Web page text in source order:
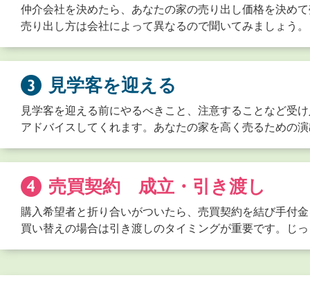
仲介会社を決めたら、あなたの家の売り出し価格を決め
売り出し方は会社によって異なるので聞いてみましょう。
見学客を迎える
見学客を迎える前にやるべきこと、注意することなど受
アドバイスしてくれます。あなたの家を高く売るための
売買契約 成立・引き渡し
購入希望者と折り合いがついたら、売買契約を結び手付
買い替えの場合は引き渡しのタイミングが重要です。じ